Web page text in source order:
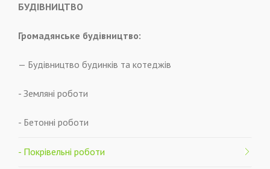
БУДІВНИЦТВО
Громадянське будівництво:
— Будівництво будинків та котеджів
- Земляні роботи
- Бетонні роботи
- Покрівельні роботи